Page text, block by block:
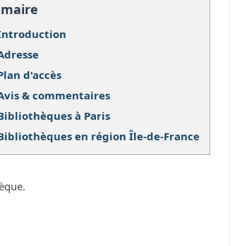
d'accès
& commentaires
à Paris
en région Île-de-France